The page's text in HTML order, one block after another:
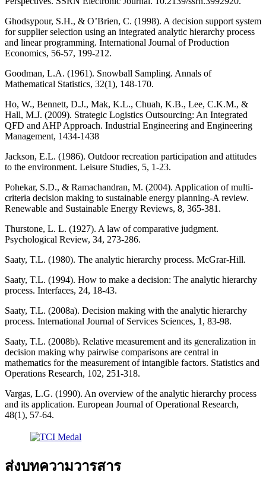
Ghodsypour, S.H., & O’Brien, C. (1998). A decision support system
for supplier selection using an integrated analytic hierarchy process
and linear programming. International Journal of Production
Economics, 56-57, 199-212.
Goodman, L.A. (1961). Snowball Sampling. Annals of
Mathematical Statistics, 32(1), 148-170.
Ho, W., Bennett, D.J., Mak, K.L., Chuah, K.B., Lee, C.K.M., &
Hall, M.J. (2009). Strategic Logistics Outsourcing: An Integrated
QFD and AHP Approach. Industrial Engineering and Engineering
Management, 1434-1438
Jackson, E.L. (1986). Outdoor recreation participation and attitudes
to the environment. Leisure Studies, 5, 1-23.
Pohekar, S.D., & Ramachandran, M. (2004). Application of multi-
criteria decision making to sustainable energy planning-A review.
Renewable and Sustainable Energy Reviews, 8, 365-381.
Thurstone, L. L. (1927). A law of comparative judgment.
Psychological Review, 34, 273-286.
Saaty, T.L. (1980). The analytic hierarchy process. McGrar-Hill.
Saaty, T.L. (1994). How to make a decision: The analytic hierarchy
process. Interfaces, 24, 18-43.
Saaty, T.L. (2008a). Decision making with the analytic hierarchy
process. International Journal of Services Sciences, 1, 83-98.
Saaty, T.L. (2008b). Relative measurement and its generalization in
decision making why pairwise comparisons are central in
mathematics for the measurement of intangible factors. Statistics and
Operations Research, 102, 251-318.
Vargas, L.G. (1990). An overview of the analytic hierarchy process
and its application. European Journal of Operational Research,
48(1), 57-64.
ส่งบทความวารสาร